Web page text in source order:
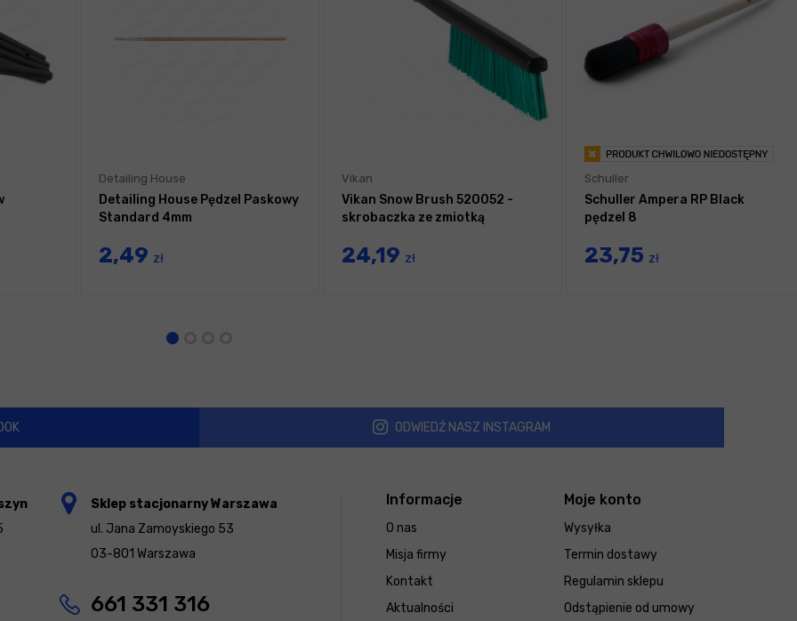
Detailing House
Detailing House Pędzel Paskowy
Standard 4mm
2,49 zł
Vikan
Vikan Snow Brush 520052 -
skrobaczka ze zmiotką
24,19 zł
Schuller
Schuller Ampera RP Black
pędzel 8
23,75 zł
ODWIEDŹ NASZ INSTAGRAM
Informacje
O nas
Misja firmy
Kontakt
Aktualności
Moje konto
Wysyłka
Termin dostawy
Regulamin sklepu
Odstąpienie od umowy
Sklep stacjonarny Warszawa
ul. Jana Zamoyskiego 53
03-801 Warszawa
661 331 316